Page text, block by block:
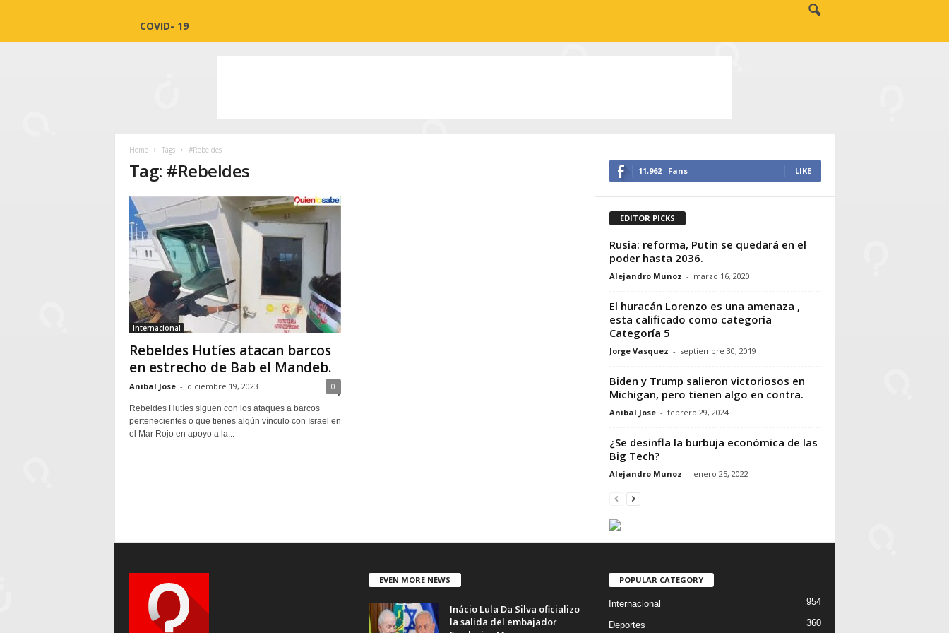
COVID- 19
Home Tags #Rebeldes
Tag: #Rebeldes
Internacional
Rebeldes Hutíes atacan barcos
en estrecho de Bab el Mandeb.
Anibal Jose - diciembre 19, 2023 0
Rebeldes Hutíes siguen con los ataques a barcos
pertenecientes o que tienes algún vínculo con Israel en
el Mar Rojo en apoyo a la...
11,962 Fans LIKE
EDITOR PICKS
Rusia: reforma, Putin se quedará en el
poder hasta 2036.
Alejandro Munoz - marzo 16, 2020
El huracán Lorenzo es una amenaza ,
esta calificado como categoría
Categoría 5
Jorge Vasquez - septiembre 30, 2019
Biden y Trump salieron victoriosos en
Michigan, pero tienen algo en contra.
Anibal Jose - febrero 29, 2024
¿Se desinfla la burbuja económica de las
Big Tech?
Alejandro Munoz - enero 25, 2022
EVEN MORE NEWS
Inácio Lula Da Silva oficializo
la salida del embajador
POPULAR CATEGORY
Internacional 954
Deportes 360